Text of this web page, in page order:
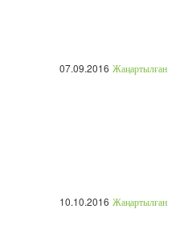
07.09.2016 Жаңартылған
10.10.2016 Жаңартылған